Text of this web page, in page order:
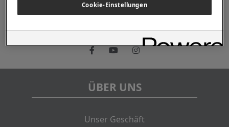
Besuchen Sie uns auch in den sozialen
ÜBER UNS
Unser Geschäft
Cookie-Einstellungen